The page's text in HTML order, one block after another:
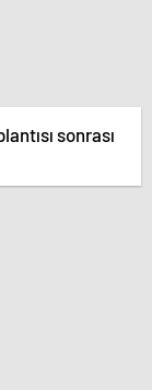
sonrası